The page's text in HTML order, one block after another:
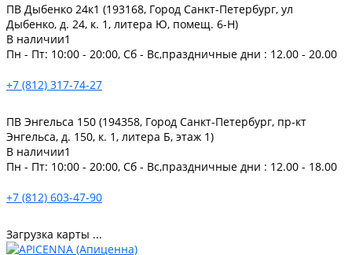
ПВ Дыбенко 24к1 (193168, Город Санкт-Петербург, ул
Дыбенко, д. 24, к. 1, литера Ю, помещ. 6-Н)
В наличии1
Пн - Пт: 10:00 - 20:00, Сб - Вс,праздничные дни : 12.00 - 20.00
+7 (812) 317-74-27
ПВ Энгельса 150 (194358, Город Санкт-Петербург, пр-кт
Энгельса, д. 150, к. 1, литера Б, этаж 1)
В наличии1
Пн - Пт: 10:00 - 20:00, Сб - Вс,праздничные дни : 12.00 - 18.00
+7 (812) 603-47-90
Загрузка карты ...